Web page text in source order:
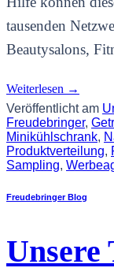
tausenden
Beautysalons,
Weiterlesen →
Veröffentlicht am
Freudebringer,
Minikühlschrank,
Produktverteilung,
Sampling,
Freudebringer Blog
Unsere